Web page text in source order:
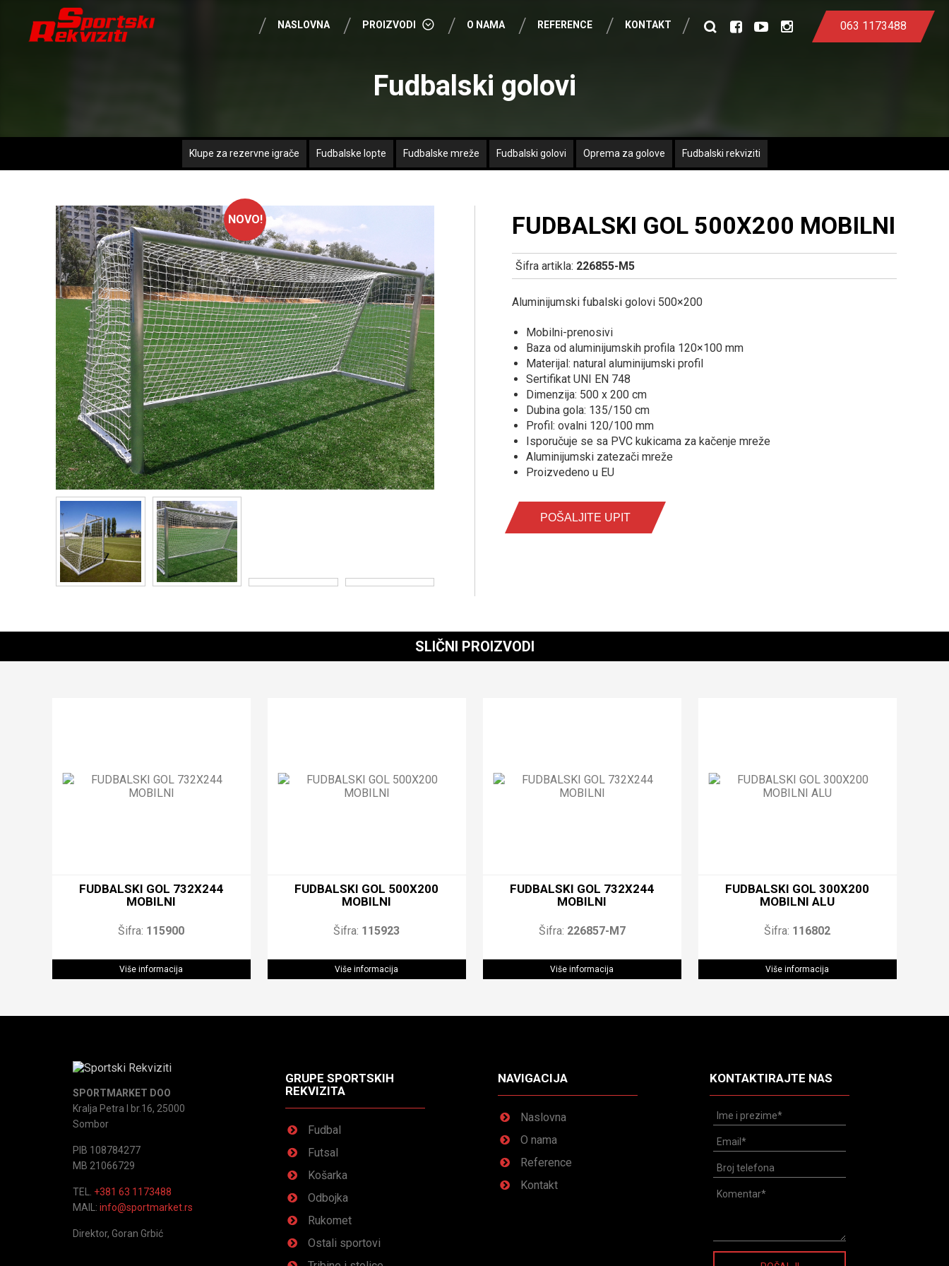
063 1173488
NASLOVNA PROIZVODI
FUTSAL
ODBOJKA
RUKOMET
TRIBINE I STOLICE
ZAŠTITNE MREŽE
O NAMA REFERENCE KONTAKT
Fudbalski golovi
Klupe za rezervne igrače Fudbalske lopte Fudbalske mreže Fudbalski golovi Oprema za golove Fudbalski rekviziti
NOVO! FUDBALSKI GOL 500X200 MOBILNI
Šifra artikla: 226855-M5
Aluminijumski fubalski golovi 500×200
Mobilni-prenosivi
Baza od aluminijumskih profila 120×100 mm
Materijal: natural aluminijumski profil
Sertifikat UNI EN 748
Dimenzija: 500 x 200 cm
Dubina gola: 135/150 cm
Profil: ovalni 120/100 mm
Isporučuje se sa PVC kukicama za kačenje mreže
Aluminijumski zatezači mreže
Proizvedeno u EU
POŠALJITE UPIT
SLIČNI PROIZVODI
FUDBALSKI GOL 732X244
MOBILNI
Šifra: 115900
Više informacija
FUDBALSKI GOL 500X200
MOBILNI
Šifra: 115923
Više informacija
FUDBALSKI GOL 732X244
MOBILNI
Šifra: 226857-M7
Više informacija
FUDBALSKI GOL 300X200
MOBILNI ALU
Šifra: 116802
Više informacija
SPORTMARKET DOO
Kralja Petra I br.16, 25000
Sombor
PIB 108784277
MB 21066729
TEL. +381 63 1173488
MAIL:info@sportmarket.rs
Direktor, Goran Grbić
GRUPE SPORTSKIH
REKVIZITA
Fudbal
Futsal
Košarka
Odbojka
Rukomet
Ostali sportovi
NAVIGACIJA
Naslovna
O nama
Reference
Kontakt
KONTAKTIRAJTE NAS